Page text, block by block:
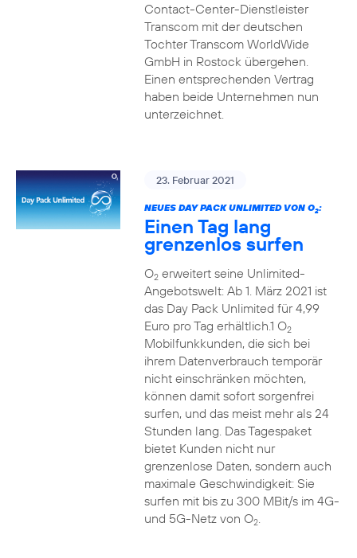
Contact-Center-Dienstleister
Transcom mit der deutschen
Tochter Transcom WorldWide
GmbH in Rostock übergehen.
Einen entsprechenden Vertrag
haben beide Unternehmen nun
unterzeichnet.
23. Februar 2021
NEUES DAY PACK UNLIMITED VON O2:
Einen Tag lang
grenzenlos surfen
O2erweitert seine Unlimited-
Angebotswelt: Ab 1. März 2021 ist
das Day Pack Unlimited für 4,99
Euro pro Tag erhältlich.1 O2
Mobilfunkkunden, die sich bei
ihrem Datenverbrauch temporär
nicht einschränken möchten,
können damit sofort sorgenfrei
surfen, und das meist mehr als 24
Stunden lang. Das Tagespaket
bietet Kunden nicht nur
grenzenlose Daten, sondern auch
maximale Geschwindigkeit: Sie
surfen mit bis zu 300 MBit/s im 4G-
und 5G-Netz von O2.